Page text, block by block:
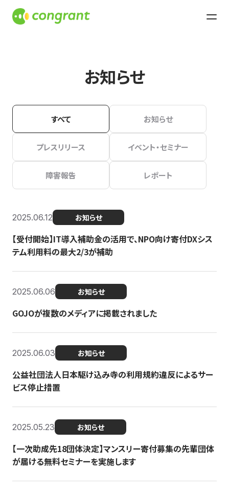
お知らせ
すべて お知らせ
プレスリリース イベント・セミナー
障害報告 レポート
2025.06.12 お知らせ
【受付開始】IT導入補助金の活用で、NPO向け寄付DXシス
テム利用料の最大2/3が補助
2025.06.06 お知らせ
GOJOが複数のメディアに掲載されました
2025.06.03 お知らせ
公益社団法人日本駆け込み寺の利用規約違反によるサー
ビス停止措置
2025.05.23 お知らせ
【一次助成先18団体決定】マンスリー寄付募集の先輩団体
が届ける無料セミナーを実施します